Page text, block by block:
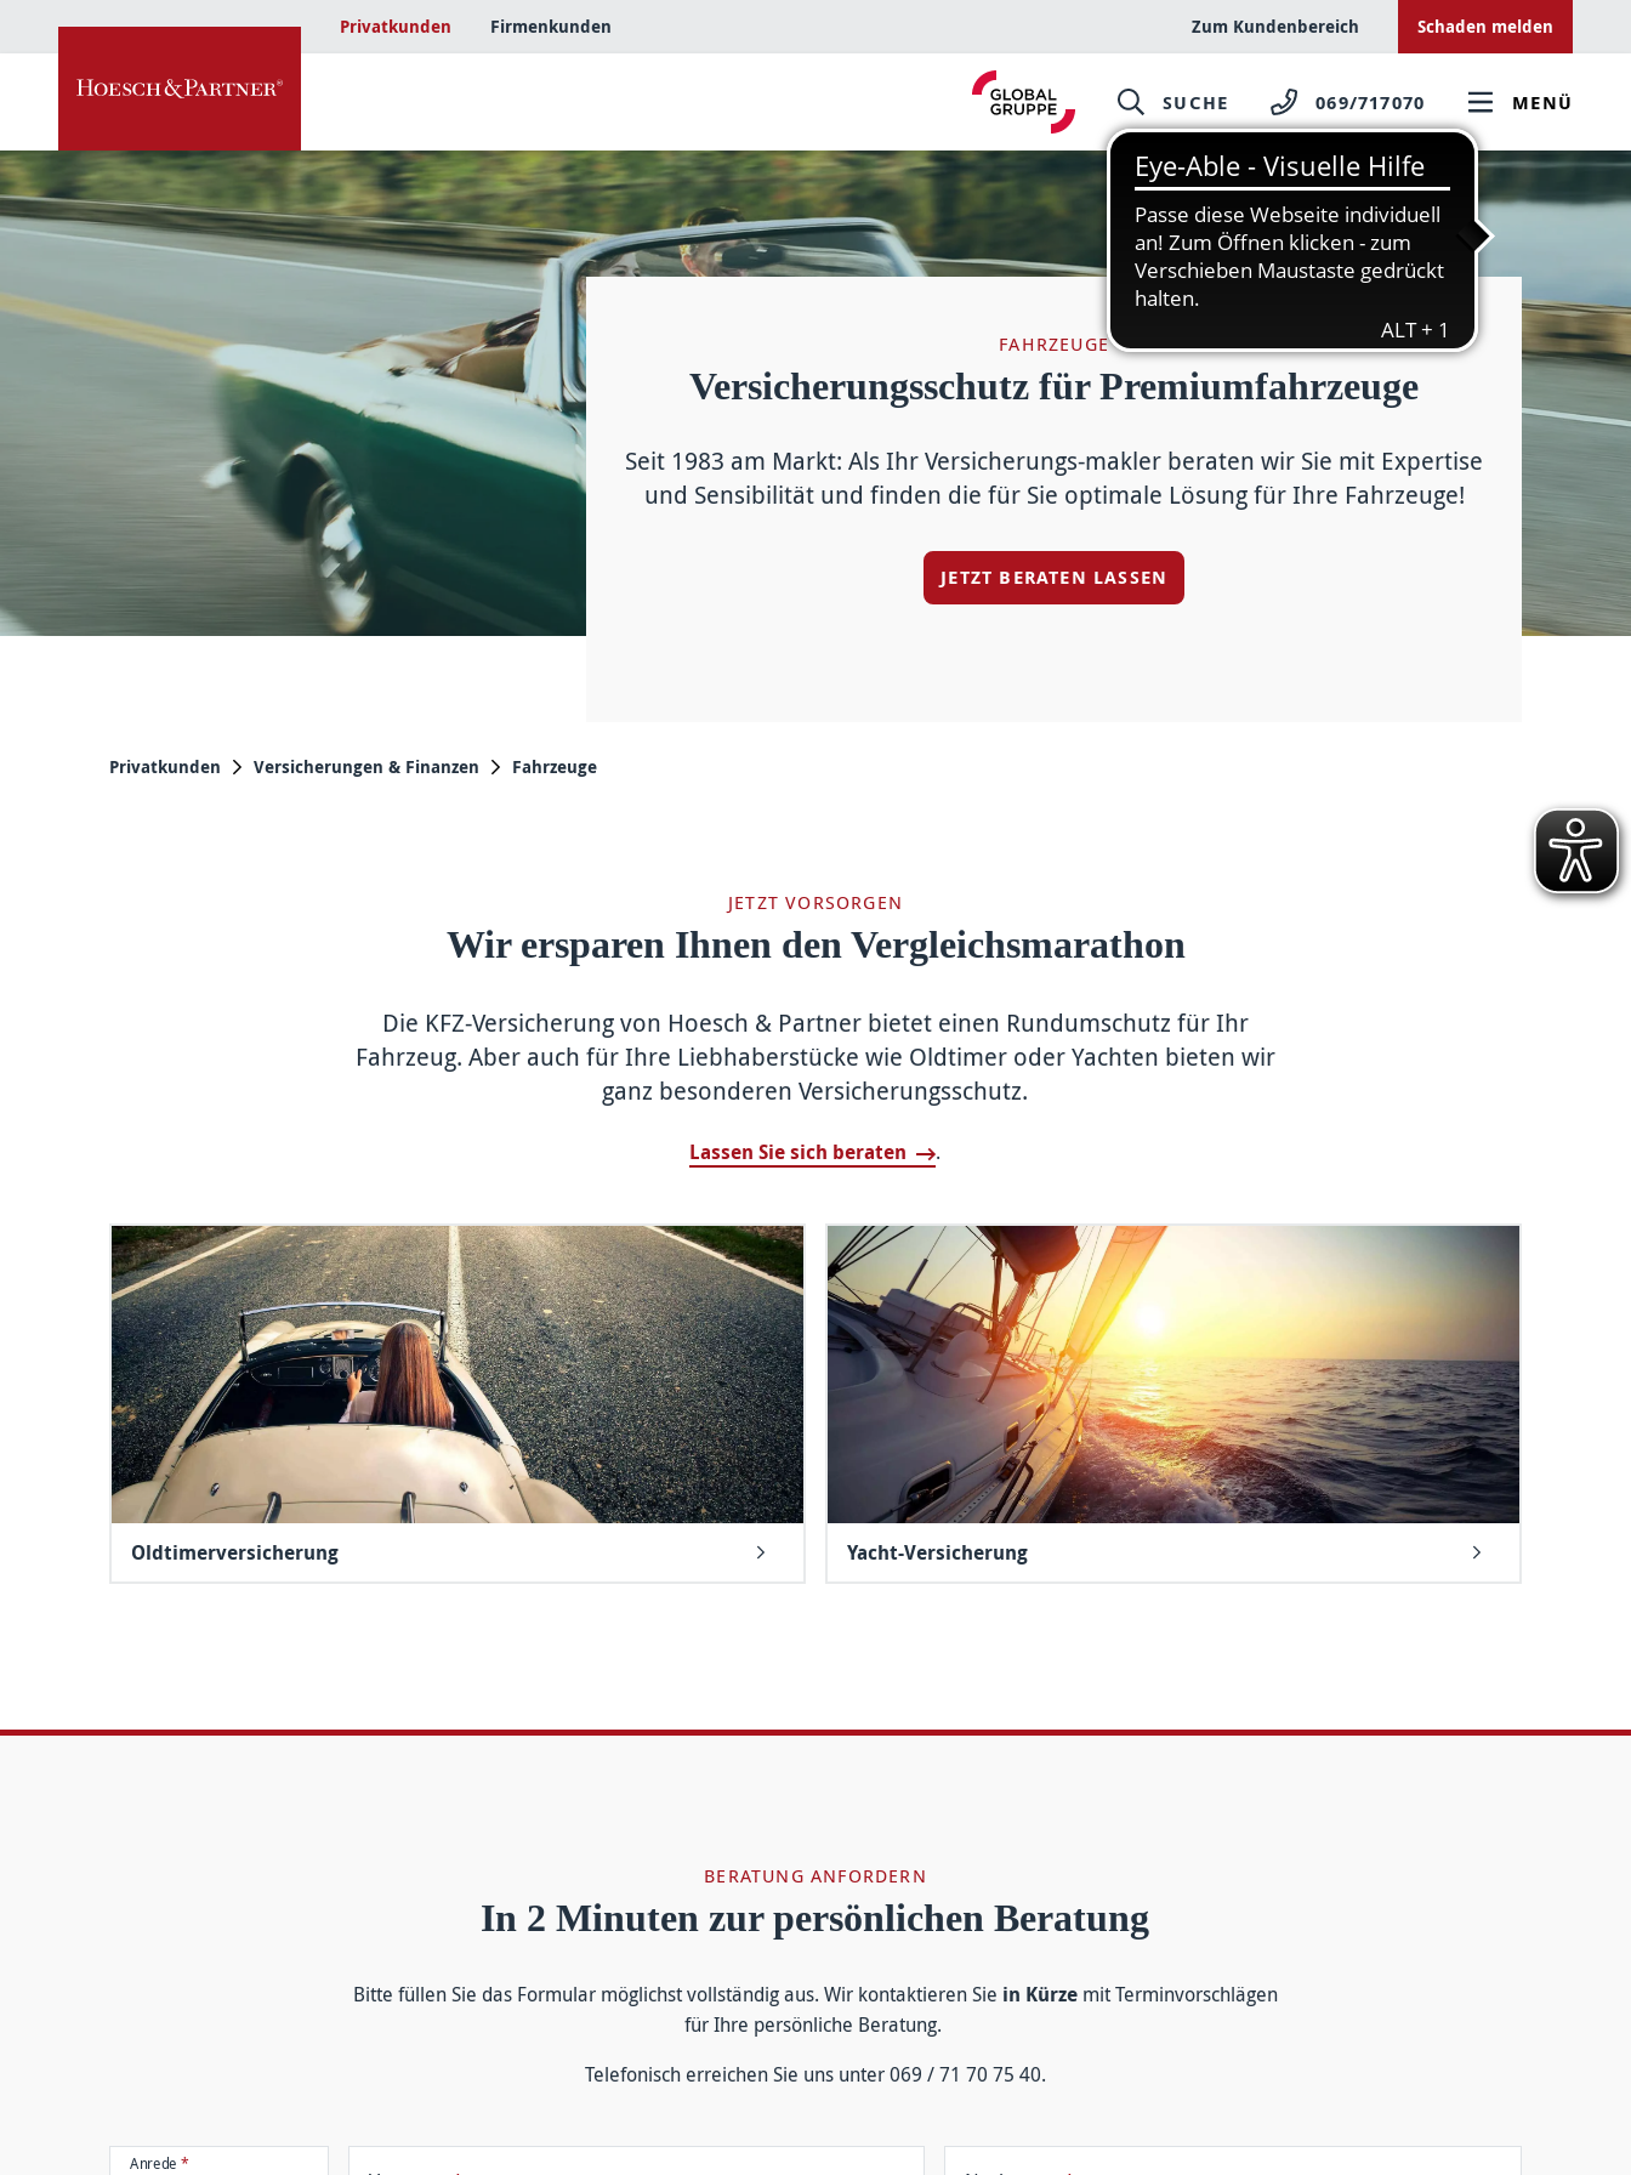
Privatkunden Firmenkunden Zum Kundenbereich Schaden melden
SUCHE 069/717070 MENÜ
Versicherungs­schutz für Premium­fahrzeuge
FAHRZEUGE
Seit 1983 am Markt: Als Ihr Versicherungs-makler beraten wir Sie mit Expertise
und Sensibilität und finden die für Sie optimale Lösung für Ihre Fahr­zeuge!
JETZT BERATEN LASSEN
Privatkunden Versicherungen & Finanzen Fahrzeuge
JETZT VORSORGEN
Wir ersparen Ihnen den Vergleichsmarathon
Die KFZ-Versicherung von Hoesch & Partner bietet einen Rundum­schutz für Ihr
Fahrzeug. Aber auch für Ihre Liebhaber­stücke wie Oldtimer oder Yachten bieten wir
ganz besonderen Versicherungs­schutz.
Lassen Sie sich beraten .
Oldtimerversicherung Yacht-Versicherung
BERATUNG ANFORDERN
In 2 Minuten zur persönlichen Beratung
Bitte füllen Sie das For­mular mög­lichst voll­ständig aus. Wir kontakt­ieren Sie in Kürzemit Termin­vor­schlägen
für Ihre persön­liche Be­ratung.
Tele­fonisch er­reichen Sie uns unter 069 / 71 70 75 40.
Anrede*